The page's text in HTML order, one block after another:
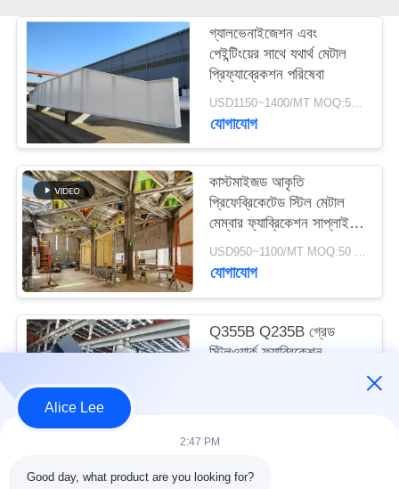
খবর
মামলা
সাইট
ম্যাপ
গোপনীয়তা
নীতি
গ্যালভেনাইজেশন এবং
পেইন্টিংয়ের সাথে যথার্থ মেটাল
প্রিফ্যাব্রেকশন পরিষেবা
USD1150~1400/MT MOQ:50 এমটি
যোগাযোগ
কাস্টমাইজড আকৃতি
প্রিফেব্রিকেটেড স্টিল মেটাল
মেম্বার ফ্যাব্রিকেশন সাপ্লাই
সার্ভিস
USD950~1100/MT MOQ:50 mt
যোগাযোগ
Q355B Q235B গ্রেড
স্টিলওয়ার্ক ফ্যাব্রিকেশন
Alice Lee
2:47 PM
Good day, what product are you looking for?